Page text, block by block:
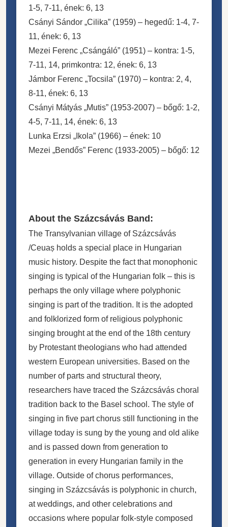
1-5, 7-11, ének: 6, 13
Csányi Sándor „Cilika” (1959) – hegedű: 1-4, 7-
11, ének: 6, 13
Mezei Ferenc „Csángáló” (1951) – kontra: 1-5,
7-11, 14, primkontra: 12, ének: 6, 13
Jámbor Ferenc „Tocsila” (1970) – kontra: 2, 4,
8-11, ének: 6, 13
Csányi Mátyás „Mutis” (1953-2007) – bőgő: 1-2,
4-5, 7-11, 14, ének: 6, 13
Lunka Erzsi „Ikola” (1966) – ének: 10
Mezei „Bendős” Ferenc (1933-2005) – bőgő: 12
About the Százcsávás Band:
The Transylvanian village of Százcsávás
/Ceuaș holds a special place in Hungarian
music history. Despite the fact that monophonic
singing is typical of the Hungarian folk – this is
perhaps the only village where polyphonic
singing is part of the tradition. It is the adopted
and folklorized form of religious polyphonic
singing brought at the end of the 18th century
by Protestant theologians who had attended
western European universities. Based on the
number of parts and structural theory,
researchers have traced the Százcsávás choral
tradition back to the Basel school. The style of
singing in five part chorus still functioning in the
village today is sung by the young and old alike
and is passed down from generation to
generation in every Hungarian family in the
village. Outside of chorus performances,
singing in Százcsávás is polyphonic in church,
at weddings, and other celebrations and
occasions where popular folk-style composed